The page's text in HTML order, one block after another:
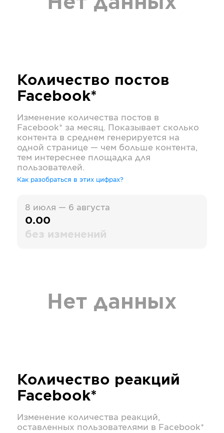
Количество постов
Facebook*
Изменение количества постов в
Facebook* за месяц. Показывает сколько
контента в среднем генерируется на
одной странице — чем больше контента,
тем интереснее площадка для
пользователей.
Как разобраться в этих цифрах?
8 июля — 6 августа
0.00
без изменений
Нет данных
Количество реакций
Facebook*
Изменение количества реакций,
оставленных пользователями в Facebook*